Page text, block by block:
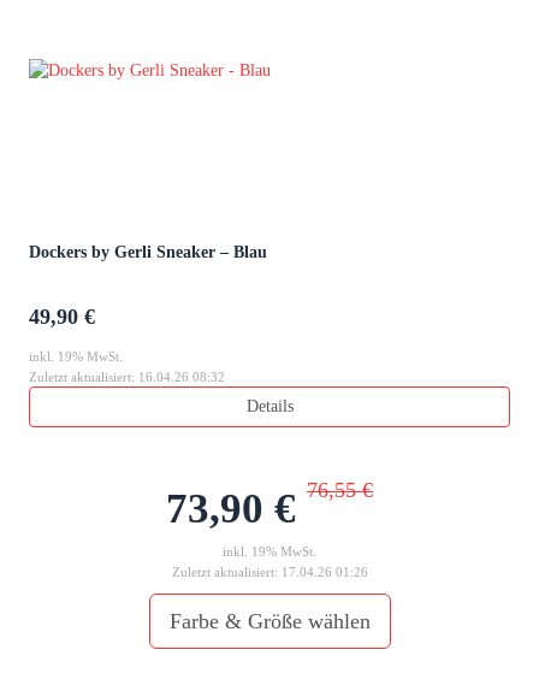
Dockers by Gerli Sneaker – Blau
49,90 €
inkl. 19% MwSt.
Zuletzt aktualisiert: 16.04.26 08:32
Details
73,90 € 76,55 €
inkl. 19% MwSt.
Zuletzt aktualisiert: 17.04.26 01:26
Farbe & Größe wählen